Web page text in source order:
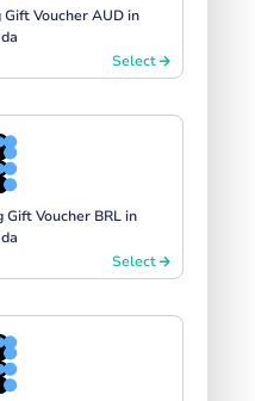
Voucher AUD in
Select
Voucher BRL in
Select